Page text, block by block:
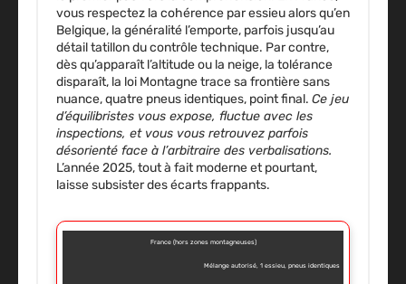
vous respectez la cohérence par essieu alors qu’en
Belgique, la généralité l’emporte, parfois jusqu’au
détail tatillon du contrôle technique. Par contre,
dès qu’apparaît l’altitude ou la neige, la tolérance
disparaît, la loi Montagne trace sa frontière sans
nuance, quatre pneus identiques, point final. Ce jeu
d’équilibristes vous expose, fluctue avec les
inspections, et vous vous retrouvez parfois
désorienté face à l’arbitraire des verbalisations.
L’année 2025, tout à fait moderne et pourtant,
laisse subsister des écarts frappants.
France (hors zones montagneuses)
Mélange autorisé, 1 essieu, pneus identiques